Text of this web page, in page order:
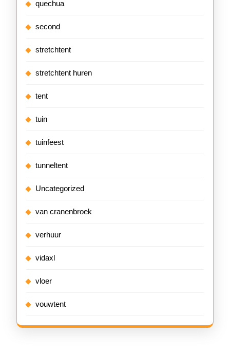
quechua
second
stretchtent
stretchtent huren
tent
tuin
tuinfeest
tunneltent
Uncategorized
van cranenbroek
verhuur
vidaxl
vloer
vouwtent